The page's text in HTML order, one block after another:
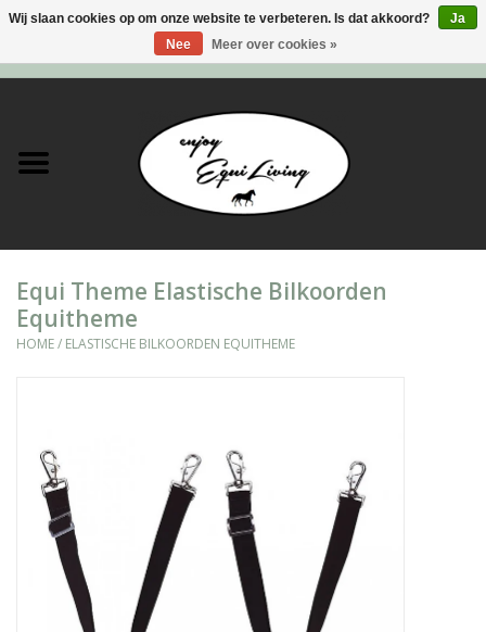
Stal en meer
Ruiter
Verzorging
Equi Theme Elastische Bilkoorden
Equitheme
HOME/ ELASTISCHE BILKOORDEN EQUITHEME
Wij slaan cookies op om onze website te verbeteren. Is dat akkoord?
Ja
Nee
Meer over cookies »